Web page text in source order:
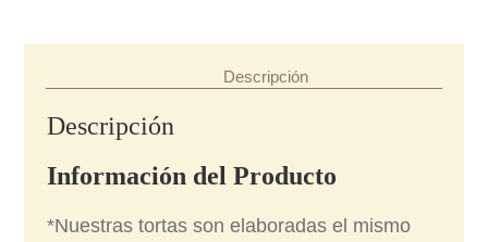
producto
página
de
producto
Descripción
Descripción
Información del Producto
*Nuestras tortas son elaboradas el mismo